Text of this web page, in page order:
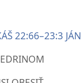
22:66–23:3